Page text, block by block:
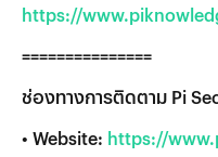
https://
===============
ช่องทางการติดตาม Pi
• Website: https://